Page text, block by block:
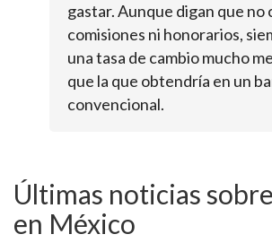
gastar. Aunque digan que no
comisiones ni honorarios,
una tasa de cambio mucho
que la que obtendría en un
convencional.
Últimas noticias
en México